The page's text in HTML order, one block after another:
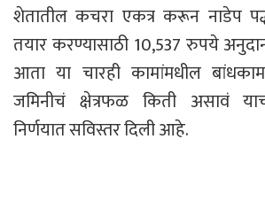
शेतातील कचरा एकत्र करून नाडेप
तयार करण्यासाठी 10,537 रुपये
आता या चारही कामांमधील
जमिनीचं क्षेत्रफळ किती असावं
निर्णयात सविस्तर दिली आहे.